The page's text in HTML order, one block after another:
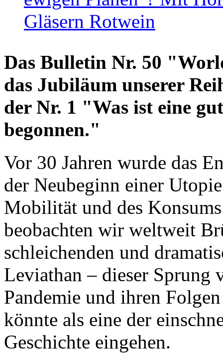
Gläsern Rotwein
Das Bulletin Nr. 50
das Jubiläum unserer
der Nr. 1 "Was ist eine
begonnen."
Vor 30 Jahren wurde das
der Neubeginn einer
Mobilität und des
beobachten wir weltweit
schleichenden und
Leviathan – dieser Sprung
Pandemie und ihren
könnte als eine der
Geschichte eingehen.